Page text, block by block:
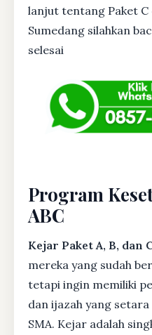
lanjut tentang Paket C
Sumedang silahkan
selesai
Program
ABC
Kejar Paket A, B, dan
mereka yang sudah
tetapi ingin memiliki
dan ijazah yang setara
SMA. Kejar adalah